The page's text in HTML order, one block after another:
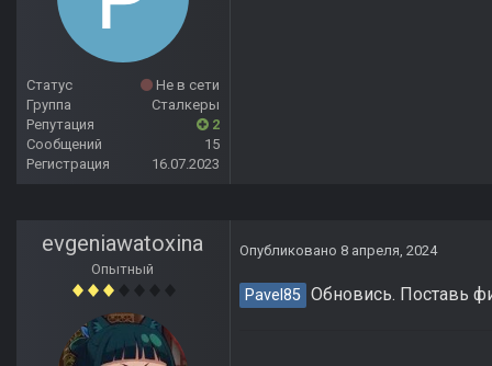
Статус
Не в сети
Группа
Сталкеры
Репутация
2
Сообщений
15
Регистрация
16.07.2023
evgeniawatoxina
Опытный
Опубликовано 8 апреля, 2024
Pavel85 Обновись. Поставь